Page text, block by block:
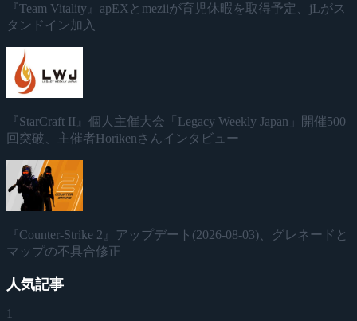
『Team Vitality』apEXとmeziiが育児休暇を取得予定、jLがス
タンドイン加入
『StarCraft II』個人主催大会「Legacy Weekly Japan」開催500
回突破、主催者Horikenさんインタビュー
『Counter-Strike 2』アップデート(2026-08-03)、グレネードと
マップの不具合修正
人気記事
1